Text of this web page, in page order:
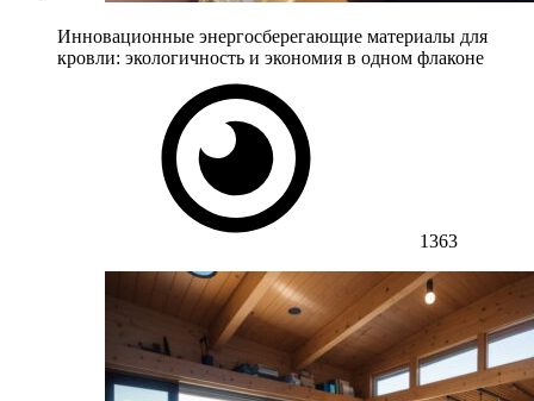
Инновационные энергосберегающие материалы для
кровли: экологичность и экономия в одном флаконе
1363